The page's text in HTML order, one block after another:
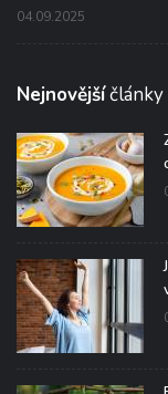
04.09.2025
Nejnovějšíčlánky